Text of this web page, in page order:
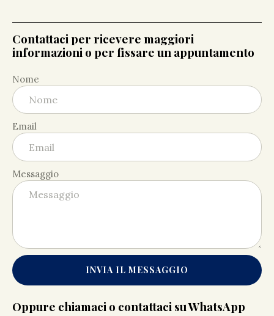
Contattaci per ricevere maggiori
informazioni o per fissare un appuntamento
Nome
Email
Messaggio
INVIA IL MESSAGGIO
Oppure chiamaci o contattaci su WhatsApp